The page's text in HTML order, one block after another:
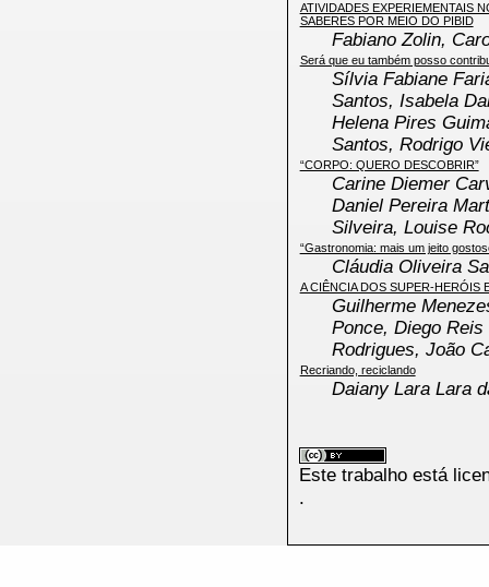
ATIVIDADES EXPERIEMENTAIS
SABERES POR MEIO DO PIBID
Fabiano Zolin,
Será que eu também posso
Sílvia Fabiane
Santos, Isabela
Helena Pires
Santos, Rodrigo
“CORPO: QUERO DESCOBRIR”
Carine Diemer
Daniel Pereira
Silveira, Louise
“Gastronomia: mais um jeito
Cláudia Oliveira
A CIÊNCIA DOS SUPER-HERÓIS
Guilherme
Ponce, Diego
Rodrigues, João
Recriando, reciclando
Daiany Lara Lara
Este trabalho está
.